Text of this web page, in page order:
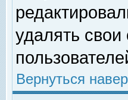
удалять
Вернуться